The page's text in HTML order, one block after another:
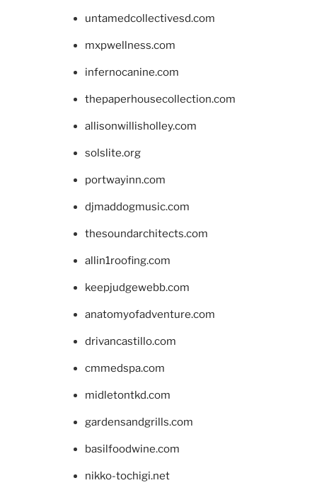
untamedcollectivesd.com
mxpwellness.com
infernocanine.com
thepaperhousecollection.com
allisonwillisholley.com
solslite.org
portwayinn.com
djmaddogmusic.com
thesoundarchitects.com
allin1roofing.com
keepjudgewebb.com
anatomyofadventure.com
drivancastillo.com
cmmedspa.com
midletontkd.com
gardensandgrills.com
basilfoodwine.com
nikko-tochigi.net